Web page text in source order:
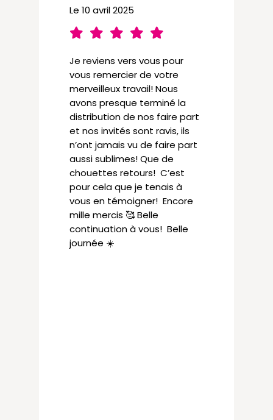
Le 10 avril 2025
Je reviens vers vous pour
vous remercier de votre
merveilleux travail! Nous
avons presque terminé la
distribution de nos faire part
et nos invités sont ravis, ils
n’ont jamais vu de faire part
aussi sublimes! Que de
chouettes retours! C’est
pour cela que je tenais à
vous en témoigner! Encore
mille mercis 🥰 Belle
continuation à vous! Belle
journée ☀️